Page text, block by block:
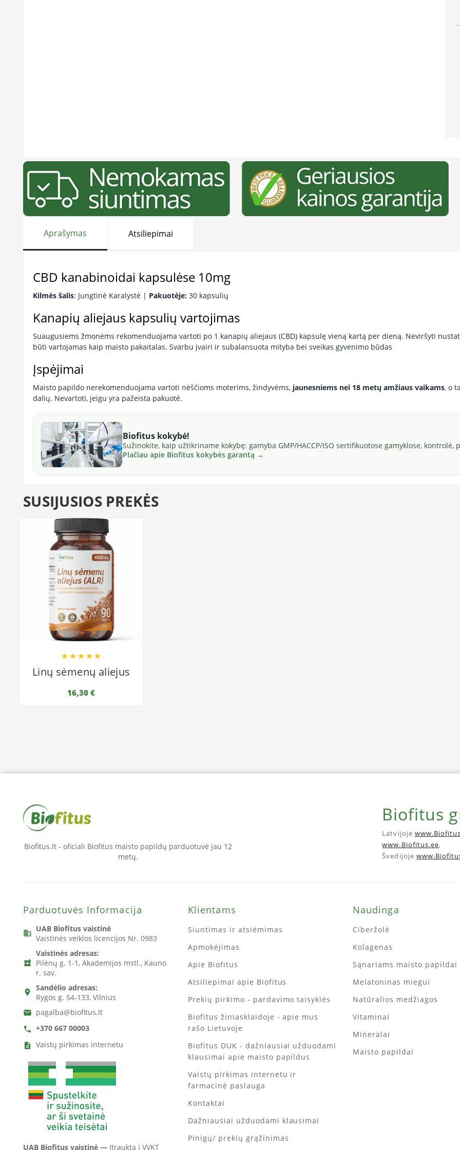
Aprašymas Atsiliepimai
CBD kanabinoidai kapsulėse 10mg
Kilmės šalis: Jungtinė Karalystė | Pakuotėje: 30 kapsulių
Kanapių aliejaus kapsulių vartojimas
Suaugusiems žmonėms rekomenduojama vartoti po 1 kanapių aliejaus (CBD) kapsulę vieną kartą per dieną. Neviršyti
būti vartojamas kaip maisto pakaitalas. Svarbu įvairi ir subalansuota mityba bei sveikas gyvenimo būdas
Įspėjimai
Maisto papildo nerekomenduojama vartoti nėščioms moterims, žindyvėms, jaunesniems nei 18 metų amžiaus vaikams, o
dalių. Nevartoti, jeigu yra pažeista pakuotė.
Biofitus kokybė!
Sužinokite, kaip užtikriname kokybę: gamyba GMP/HACCP/ISO sertifikuotose gamyklose,
Plačiau apie Biofitus kokybės garantą →
SUSIJUSIOS PREKĖS
    
Linų sėmenų aliejus
16,30 €
Biofitus.lt - oficiali Biofitus maisto papildų parduotuvė jau 12
metų.
Biofitus
Latvijoje
www.Biofitus.ee,
Švedijoje
Parduotuvės Informacija
business UAB Biofitus vaistinė
Vaistinės veiklos licencijos Nr. 0983
local_pharmacy
Vaistinės adresas:
Pilėnų g. 1-1, Akademijos mstl., Kauno
r. sav.
location_on
Sandėlio adresas:
Rygos g. 54-133, Vilnius
email pagalba@biofitus.lt
call +370 667 00003
description Vaistų pirkimas internetu
UAB Biofitus vaistinė — Įtraukta į VVKT
Klientams
Siuntimas ir atsiėmimas
Apmokėjimas
Apie Biofitus
Atsiliepimai apie Biofitus
Prekių pirkimo - pardavimo taisyklės
Biofitus žiniasklaidoje - apie mus
rašo Lietuvoje
Biofitus DUK - dažniausiai užduodami
klausimai apie maisto papildus
Vaistų pirkimas internetu ir
farmacinė paslauga
Kontaktai
Dažniausiai užduodami klausimai
Pinigų/ prekių grąžinimas
Naudinga
Ciberžolė
Kolagenas
Sąnariams maisto papildai
Melatoninas miegui
Natūralios medžiagos
Vitaminai
Mineralai
Maisto papildai